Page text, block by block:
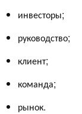
инвесторы;
руководство;
клиент;
команда;
рынок.